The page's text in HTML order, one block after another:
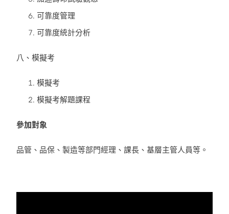
可靠度管理
可靠度統計分析
八、模擬考
模擬考
模擬考解題課程
參加對象
品管、品保、製造等部門經理、課長、基層主管人員等。